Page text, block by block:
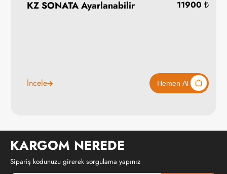
KZ SONATA Ayarlanabilir
İncele
KARGOM NEREDE
Sipariş kodunuzu girerek sorgulama yapınız